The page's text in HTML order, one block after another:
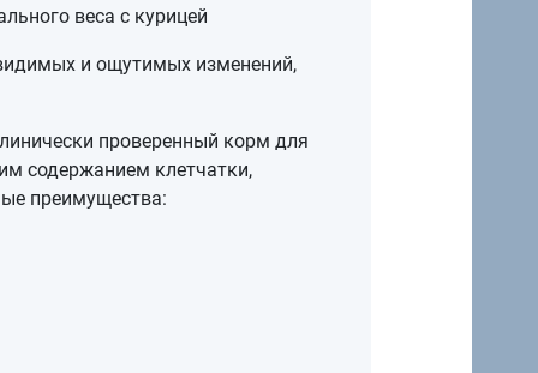
веса с курицей
и ощутимых изменений,
проверенный корм для
содержанием клетчатки,
преимущества: